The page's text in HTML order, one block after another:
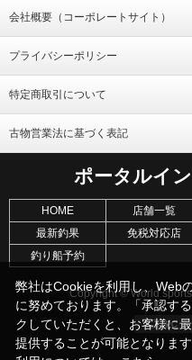
会社概要（コーポレートサイト）
プライバシーポリシー
特定商取引について
古物営業法に基づく表記
ポータルイ
HOME 店舗一覧
最新釣果
免税対応店
釣り船予約
Copyright © World
弊社はCookieを利用し、Web
に努めております。「承認す
クしていただくと、お客様に
提供することが可能となりま